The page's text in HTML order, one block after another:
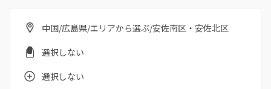
中国/広島県/エリアから選ぶ/安佐南区・安佐北区
選択しない
選択しない